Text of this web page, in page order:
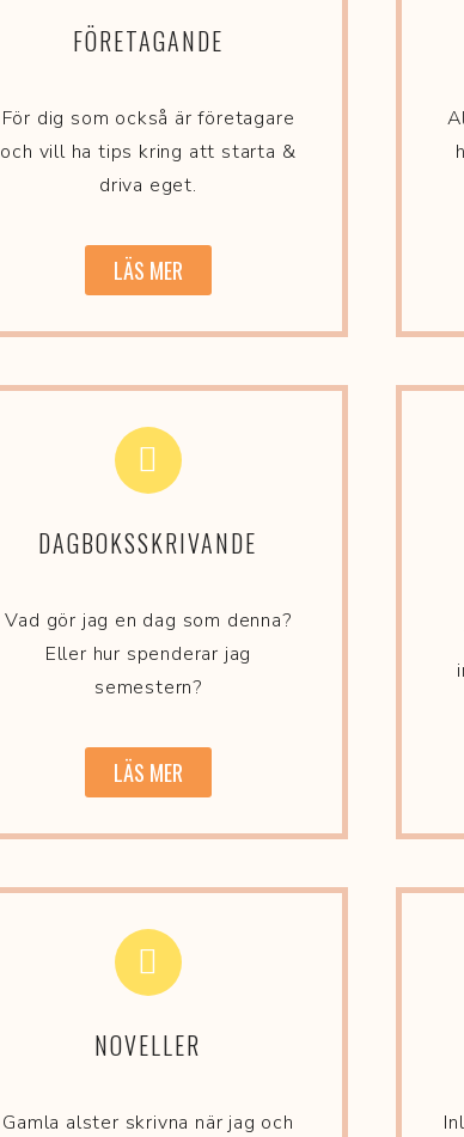
FÖRETAGANDE
För dig som också är företagare
och vill ha tips kring att starta &
driva eget.
LÄS MER
DAGBOKSSKRIVANDE
Vad gör jag en dag som denna?
Eller hur spenderar jag
semestern?
LÄS MER
NOVELLER
Gamla alster skrivna när jag och